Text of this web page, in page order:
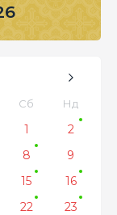
Сб Нд
1
2
8
9
15
16
22
23